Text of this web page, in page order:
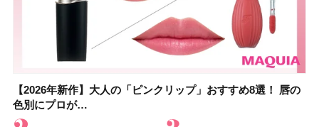
【2026年新作】大人の「ピンクリップ」おすすめ8選！ 唇の
色別にプロが…
【上田竜也さんのマイベストコスメ５選】大人になって開眼
したからこそ愛が深…
【2026年新作】大人の「ピンクリップ」おすすめ8選！ 唇の
色別にプロが…
【2026夏】「香水・フレグランス」ランキングTOP5！＜美
容マニア・マ…
【2026年最新】ダイエットや腸活におすすめの食品・ドリン
ク6選！ 美活…
【2026年夏】40代におすすめの髪型30選！ 若く見える・手
入れが楽な…
【フォロー＆いいねで当たる】中国割烹旅館 掬水亭の宿泊券
を1組2名様にプ…
【セザンヌ】8/7新色追加！「ウォータリーティントリップ
」10モモピュ…